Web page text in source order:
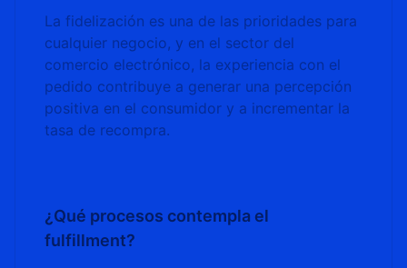
La fidelización es una de las prioridades para
cualquier negocio, y en el sector del
comercio electrónico, la experiencia con el
pedido contribuye a generar una percepción
positiva en el consumidor y a incrementar la
tasa de recompra.
¿Qué procesos contempla el
fulfillment?